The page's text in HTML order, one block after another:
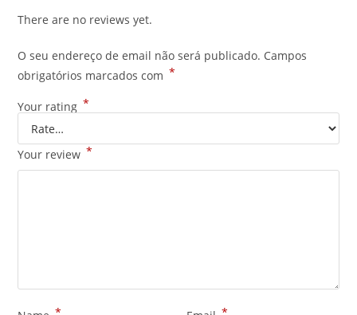
There are no reviews yet.
O seu endereço de email não será publicado. Campos
obrigatórios marcados com *
Your rating *
Your review *